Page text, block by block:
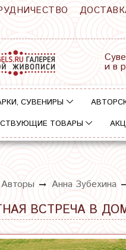
и в
СУВЕНИРЫ
ТОВАРЫ
Авторы Анна Зубехина
ВСТРЕЧА В